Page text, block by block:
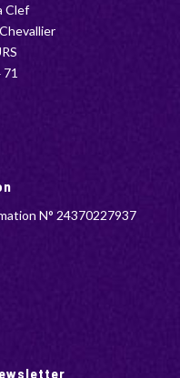
Clef
N° 24370227937